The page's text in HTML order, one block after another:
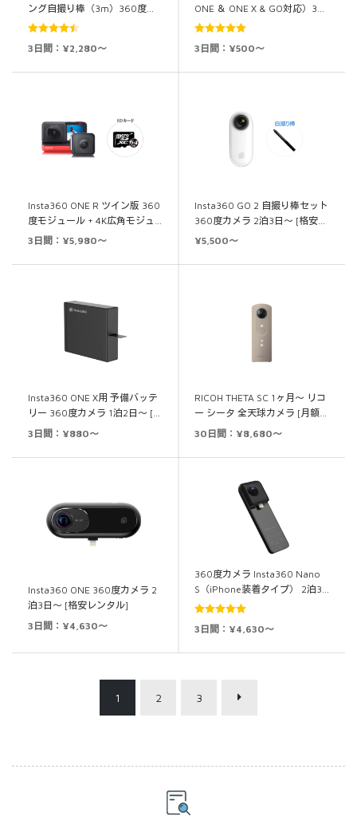
ング自撮り棒（3m）360度…
5段階中
3日間：¥2,280～
ONE ＆ ONE X & GO対応）3…
5段階中
3日間：¥500～
Insta360 ONE R ツイン版 360
度モジュール + 4K広角モジュ…
3日間：¥5,980～
Insta360 GO 2 自撮り棒セット
360度カメラ 2泊3日～ [格安…
¥5,500～
Insta360 ONE X用 予備バッテ
リー 360度カメラ 1泊2日～ […
3日間：¥880～
RICOH THETA SC 1ヶ月～ リコ
ー シータ 全天球カメラ [月額…
30日間：¥8,680～
Insta360 ONE 360度カメラ 2
泊3日～ [格安レンタル]
3日間：¥4,630～
360度カメラ Insta360 Nano
S（iPhone装着タイプ） 2泊3…
5段階中
3日間：¥4,630～
1 2 3